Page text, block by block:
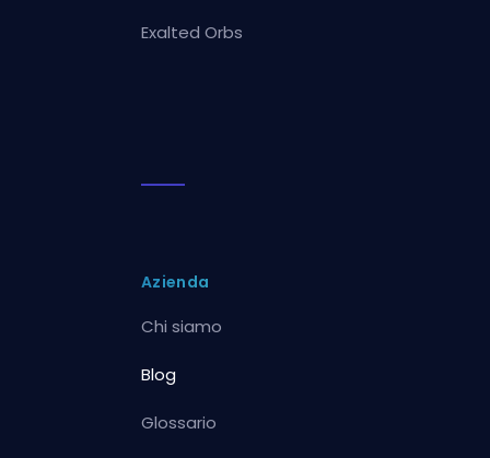
Exalted Orbs
Azienda
Chi siamo
Blog
Glossario